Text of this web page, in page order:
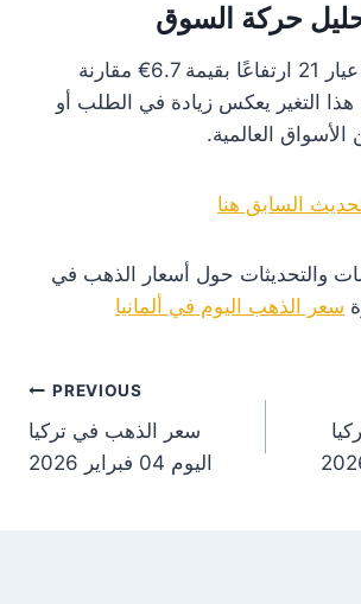
حركة السوق
شهد سعر الذهب عيار 21 ارتفاعًا بقيمة 6.7€ مقارنة
هذا التغير يعكس زيادة في الطلب أو
الأسواق العالمية.
السابق هنا
والتحديثات حول أسعار الذهب في
سعر الذهب اليوم في ألمانيا
PREVIOUS
سعر الذهب في تركيا
اليوم 04 فبراير 2026